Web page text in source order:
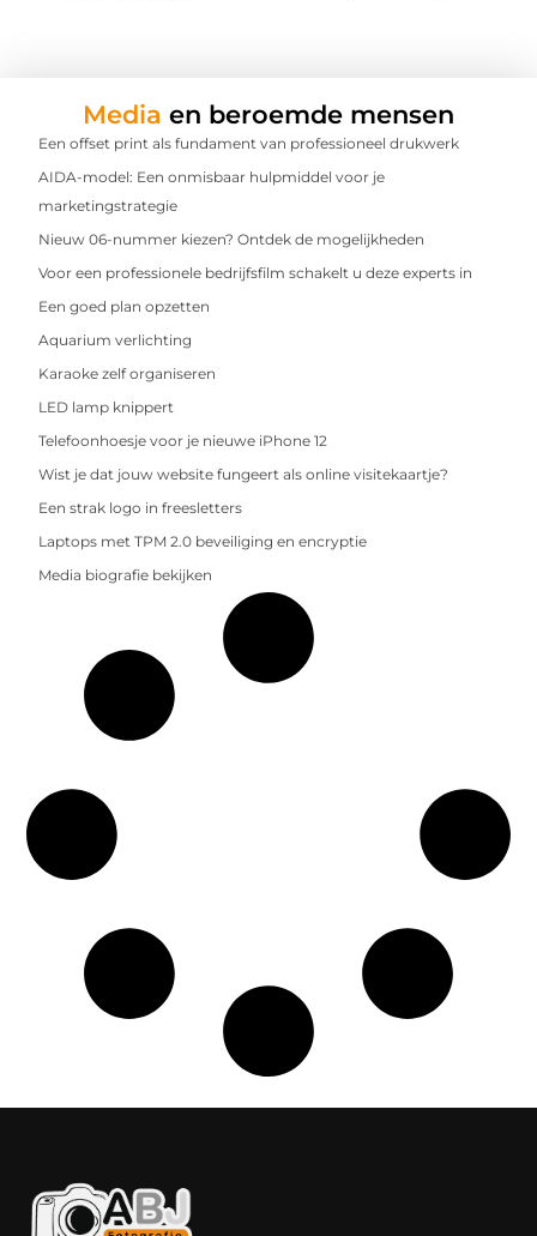
Media en beroemde mensen
Een offset print als fundament van professioneel drukwerk
AIDA-model: Een onmisbaar hulpmiddel voor je
marketingstrategie
Nieuw 06-nummer kiezen? Ontdek de mogelijkheden
Voor een professionele bedrijfsfilm schakelt u deze experts in
Een goed plan opzetten
Aquarium verlichting
Karaoke zelf organiseren
LED lamp knippert
Telefoonhoesje voor je nieuwe iPhone 12
Wist je dat jouw website fungeert als online visitekaartje?
Een strak logo in freesletters
Laptops met TPM 2.0 beveiliging en encryptie
Media biografie bekijken